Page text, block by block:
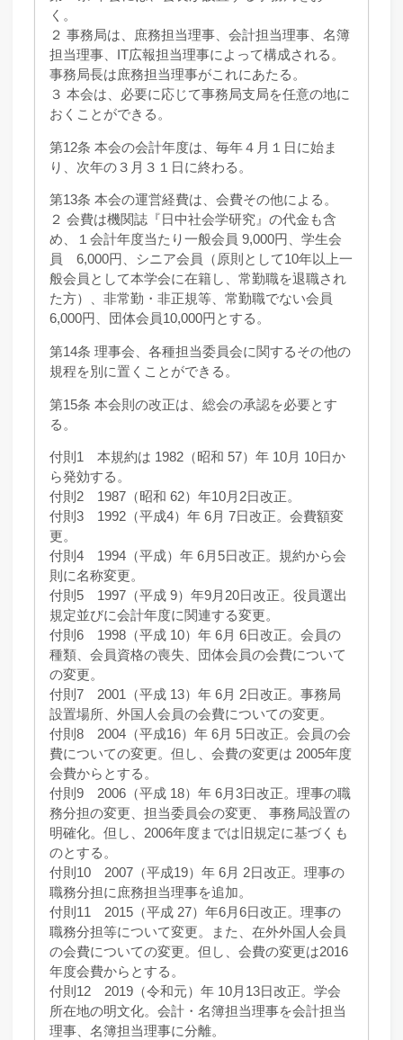
く。
２ 事務局は、庶務担当理事、会計担当理事、名簿
担当理事、IT広報担当理事によって構成される。
事務局長は庶務担当理事がこれにあたる。
３ 本会は、必要に応じて事務局支局を任意の地に
おくことができる。
第12条 本会の会計年度は、毎年４月１日に始ま
り、次年の３月３１日に終わる。
第13条 本会の運営経費は、会費その他による。
２ 会費は機関誌『日中社会学研究』の代金も含
め、１会計年度当たり一般会員 9,000円、学生会
員 6,000円、シニア会員（原則として10年以上一
般会員として本学会に在籍し、常勤職を退職され
た方）、非常勤・非正規等、常勤職でない会員
6,000円、団体会員10,000円とする。
第14条 理事会、各種担当委員会に関するその他の
規程を別に置くことができる。
第15条 本会則の改正は、総会の承認を必要とす
る。
付則1 本規約は 1982（昭和 57）年 10月 10日か
ら発効する。
付則2 1987（昭和 62）年10月2日改正。
付則3 1992（平成4）年 6月 7日改正。会費額変
更。
付則4 1994（平成）年 6月5日改正。規約から会
則に名称変更。
付則5 1997（平成 9）年9月20日改正。役員選出
規定並びに会計年度に関連する変更。
付則6 1998（平成 10）年 6月 6日改正。会員の
種類、会員資格の喪失、団体会員の会費について
の変更。
付則7 2001（平成 13）年 6月 2日改正。事務局
設置場所、外国人会員の会費についての変更。
付則8 2004（平成16）年 6月 5日改正。会員の会
費についての変更。但し、会費の変更は 2005年度
会費からとする。
付則9 2006（平成 18）年 6月3日改正。理事の職
務分担の変更、担当委員会の変更、 事務局設置の
明確化。但し、2006年度までは旧規定に基づくも
のとする。
付則10 2007（平成19）年 6月 2日改正。理事の
職務分担に庶務担当理事を追加。
付則11 2015（平成 27）年6月6日改正。理事の
職務分担等について変更。また、在外外国人会員
の会費についての変更。但し、会費の変更は2016
年度会費からとする。
付則12 2019（令和元）年 10月13日改正。学会
所在地の明文化。会計・名簿担当理事を会計担当
理事、名簿担当理事に分離。